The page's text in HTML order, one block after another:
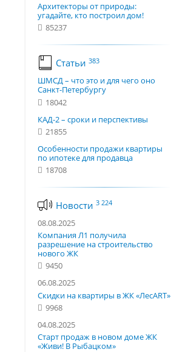
Архитекторы от природы:
угадайте, кто построил дом!
85237
Статьи 383
ШМСД – что это и для чего оно
Санкт-Петербургу
18042
КАД-2 – сроки и перспективы
21855
Особенности продажи квартиры
по ипотеке для продавца
18708
Новости 3 224
08.08.2025
Компания Л1 получила
разрешение на строительство
нового ЖК
9450
06.08.2025
Скидки на квартиры в ЖК «ЛесART»
9968
04.08.2025
Старт продаж в новом доме ЖК
«Живи! В Рыбацком»